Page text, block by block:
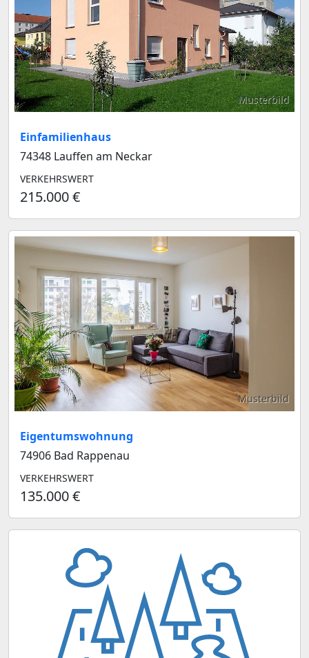
Musterbild
Einfamilienhaus
74348 Lauffen am Neckar
VERKEHRSWERT
215.000 €
Musterbild
Eigentumswohnung
74906 Bad Rappenau
VERKEHRSWERT
135.000 €